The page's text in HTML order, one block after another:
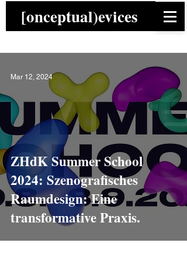
[onceptual)evices
ZHdK Summer School
2024: Szenografisches
Raumdesign: Eine
transformative Praxis.
Mar 12, 2024